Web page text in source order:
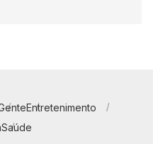
Entretenimento
Saúde